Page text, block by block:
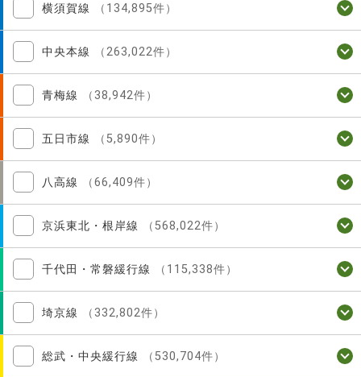
横須賀線 （134,895件）
中央本線 （263,022件）
青梅線 （38,942件）
五日市線 （5,890件）
八高線 （66,409件）
京浜東北・根岸線 （568,022件）
千代田・常磐緩行線 （115,338件）
埼京線 （332,802件）
総武・中央緩行線 （530,704件）